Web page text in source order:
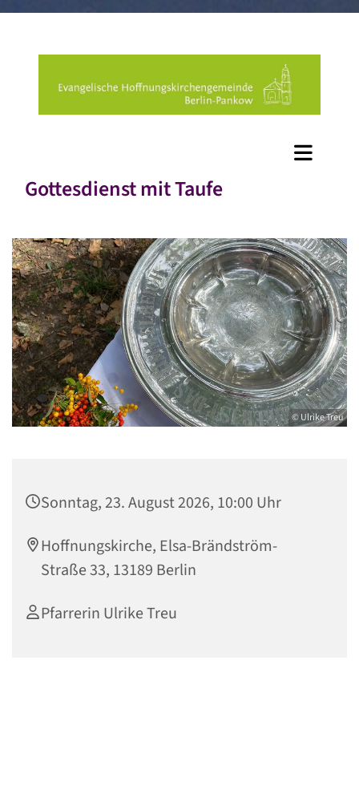
Gottesdienst mit Taufe
© Ulrike Treu
Sonntag, 23. August 2026, 10:00 Uhr
Hoffnungskirche, Elsa-Brändström-
Straße 33, 13189 Berlin
Pfarrerin Ulrike Treu